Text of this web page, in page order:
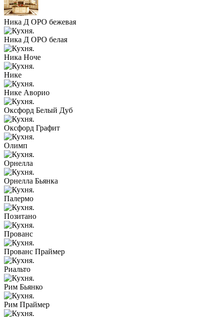
Ника Д ОРО бежевая
Ника Д ОРО белая
Ника Ноче
Нике
Нике Аворио
Оксфорд Белый Дуб
Оксфорд Графит
Олимп
Орнелла
Орнелла Бьянка
Палермо
Позитано
Прованс
Прованс Праймер
Риальто
Рим Бьянко
Рим Праймер